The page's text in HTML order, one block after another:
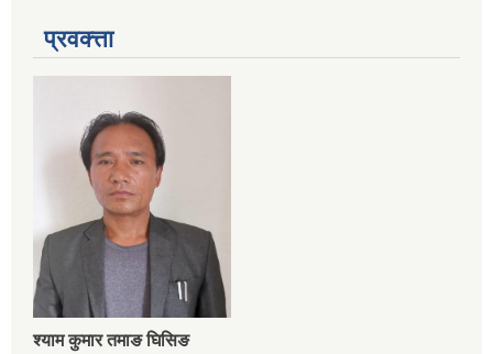
प्रवक्त्ता
श्‍याम कुमार तमाङ घिसिङ